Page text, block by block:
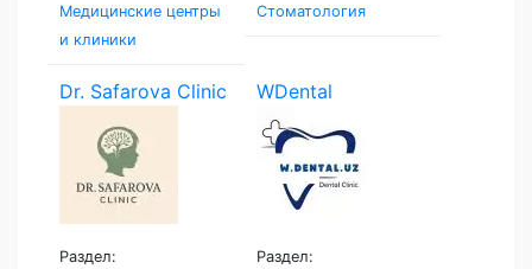
Медицинские центры
и клиники
Стоматология
Dr. Safarova Clinic
Раздел:
WDental
Раздел: